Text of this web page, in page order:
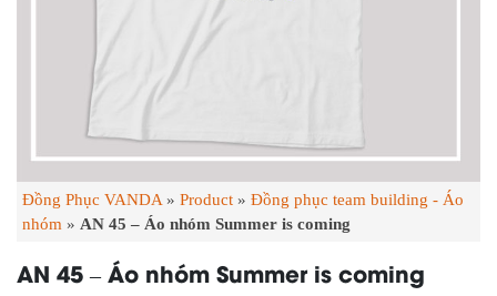
Đồng Phục VANDA » Product » Đồng phục team building - Áo
nhóm » AN 45 – Áo nhóm Summer is coming
AN 45 – Áo nhóm Summer is coming